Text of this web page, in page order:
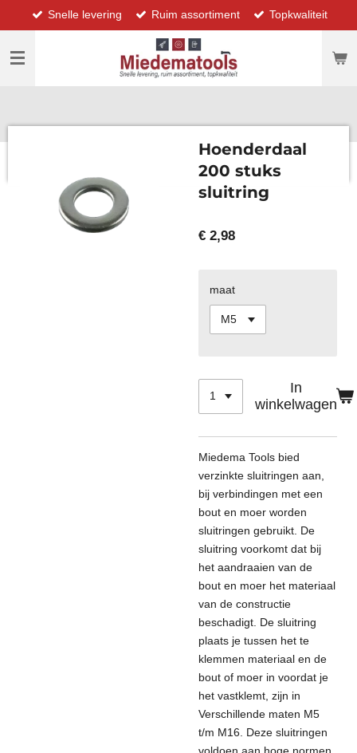
direct
naar
hoofdinhoud
Snelle levering Ruim assortiment Topkwaliteit
Hoenderdaal
200 stuks
sluitring
€ 2,98
maat
In
winkelwagen
Miedema Tools bied
verzinkte sluitringen aan,
bij verbindingen met een
bout en moer worden
sluitringen gebruikt. De
sluitring voorkomt dat bij
het aandraaien van de
bout en moer het materiaal
van de constructie
beschadigt. De sluitring
plaats je tussen het te
klemmen materiaal en de
bout of moer in voordat je
het vastklemt, zijn in
Verschillende maten M5
t/m M16. Deze sluitringen
voldoen aan hoge normen